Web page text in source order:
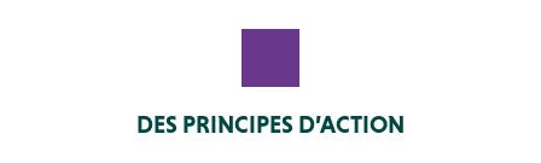
DES PRINCIPES D’ACTION